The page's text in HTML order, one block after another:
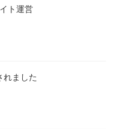
ト運営
れました